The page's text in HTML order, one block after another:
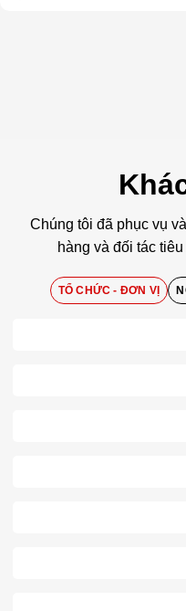
Chúng tôi đã phục vụ
hàng và đối tác
TỔ CHỨC - ĐƠN VỊ